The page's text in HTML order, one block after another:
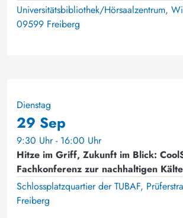
Universitätsbibliothek/Hörsaalzentrum,
09599 Freiberg
Dienstag
29 Sep
9:30 Uhr - 16:00 Uhr
Hitze im Griff, Zukunft im Blick:
Fachkonferenz zur nachhaltigen
Schlossplatzquartier der TUBAF,
Freiberg